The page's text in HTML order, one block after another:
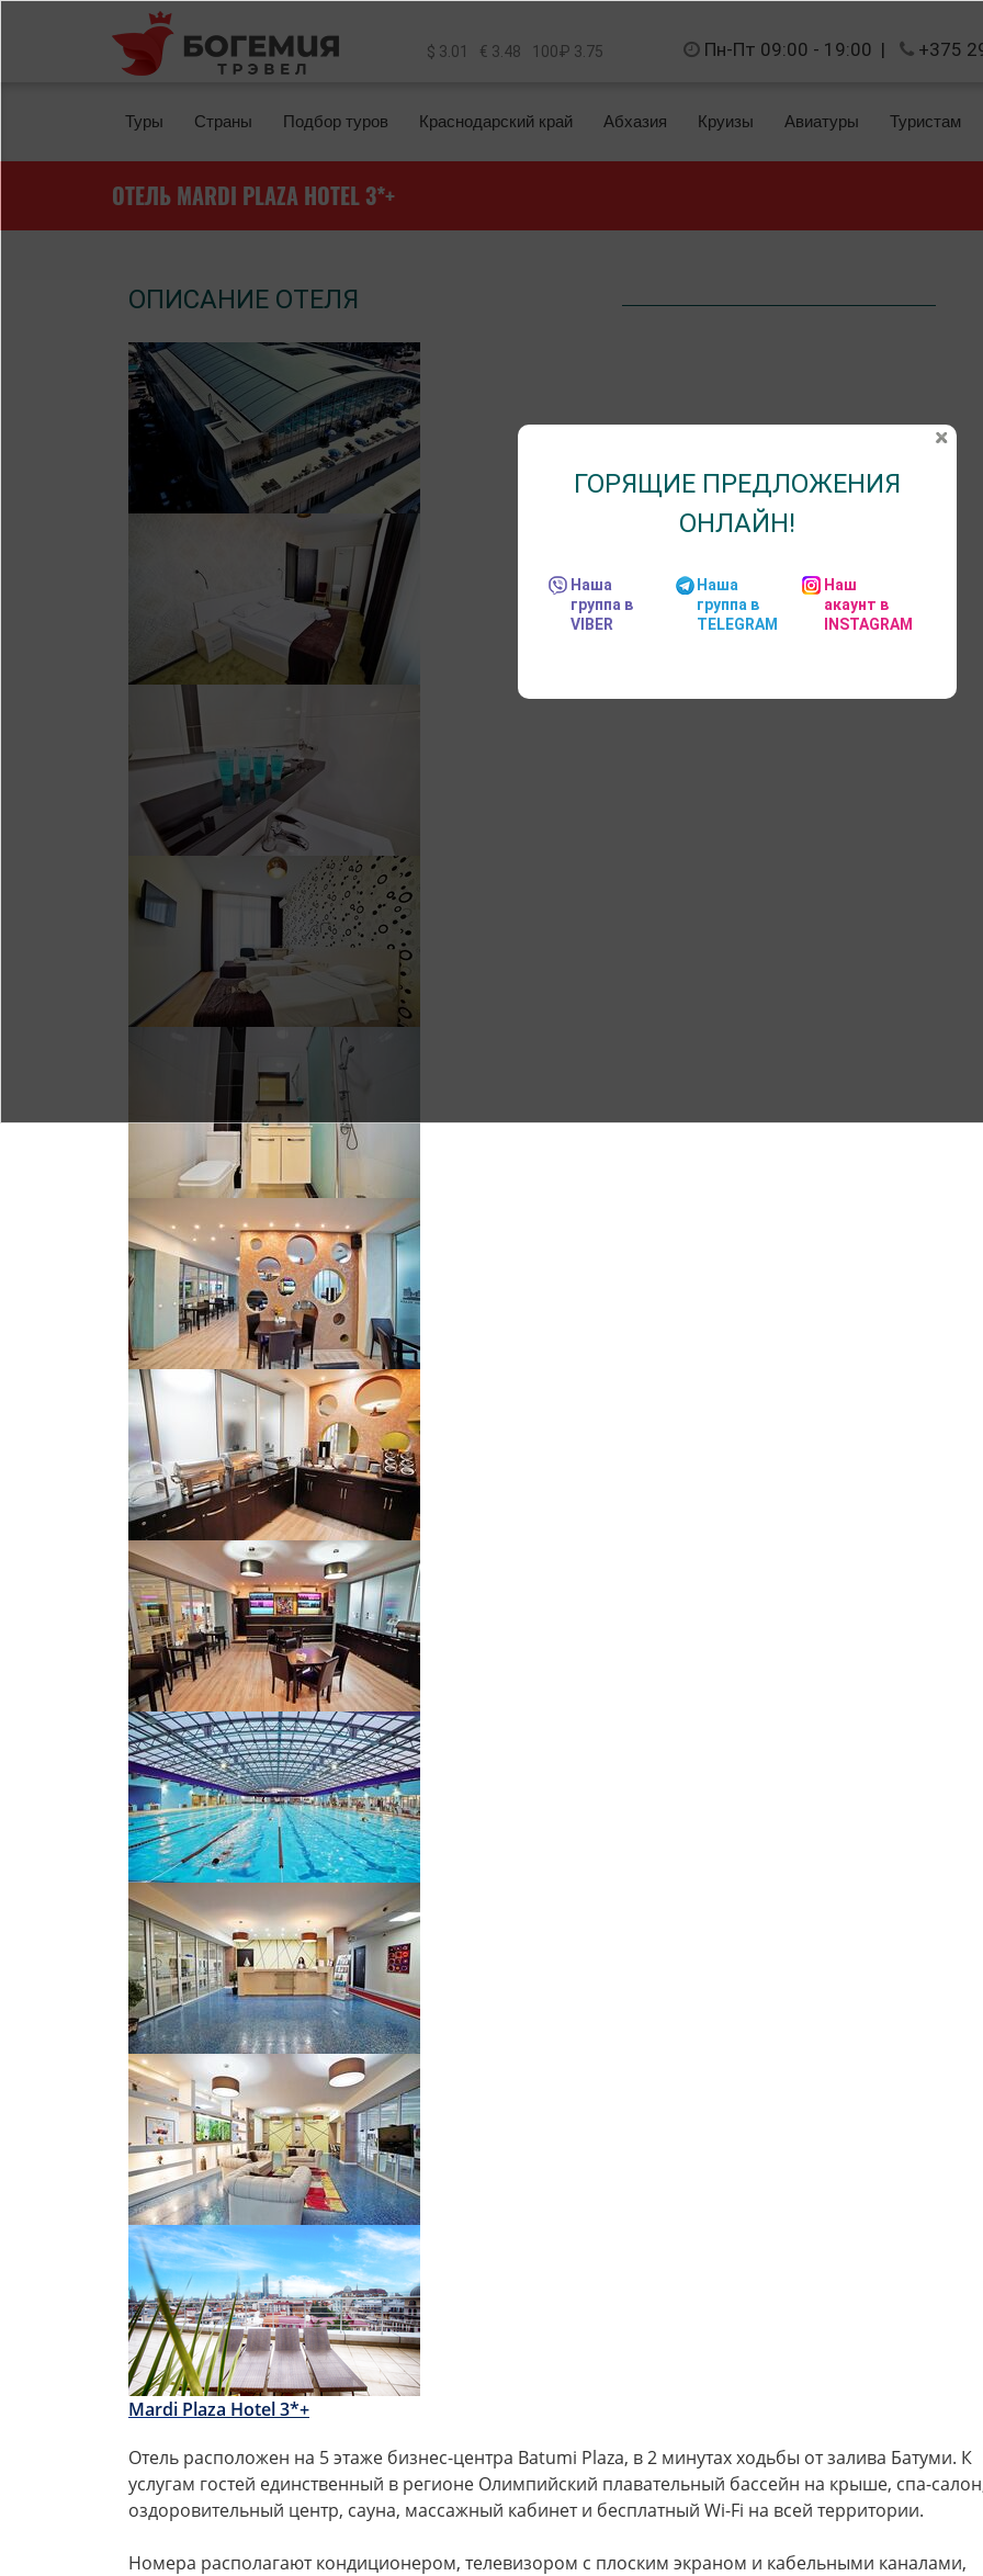
Перейти к основному содержанию
$ 3.01 € 3.48 100₽ 3.75 Пн-Пт 09:00 - 19:00 | +375
Туры Страны Подбор туров Краснодарский край Абхазия Круизы Авиатуры Туристам
ОТЕЛЬ MARDI PLAZA HOTEL 3*+
ОПИСАНИЕ ОТЕЛЯ
Mardi Plaza Hotel3*+
Отель расположен на 5 этаже бизнес-центра Batumi Plaza, в 2 минутах ходьбы от залива Батуми. К
услугам гостей единственный в регионе Олимпийский плавательный бассейн на крыше, спа-
оздоровительный центр, сауна, массажный кабинет и бесплатный Wi-Fi на всей территории.
Номера располагают кондиционером, телевизором с плоским экраном и кабельными каналами,
ГОРЯЩИЕ ПРЕДЛОЖЕНИЯ
ОНЛАЙН!
Наша
группа в
VIBER
Наша
группа в
TELEGRAM
Наш
акаунт в
INSTAGRAM